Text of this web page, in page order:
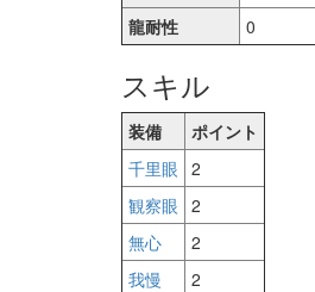
龍耐性
0
スキル
装備
ポイント
千里眼 2
観察眼 2
無心
2
我慢
2